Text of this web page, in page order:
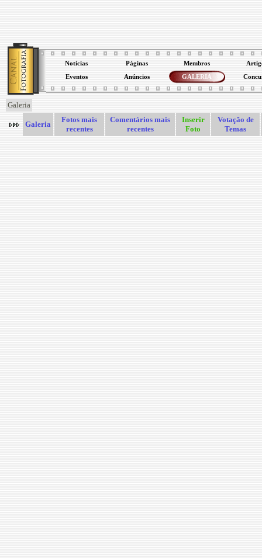
Notícias Páginas Membros
Eventos Anúncios GALERIA
Galeria
Galeria
Fotos mais
recentes
Comentários mais
recentes
Inserir
Foto
Votação de
Temas